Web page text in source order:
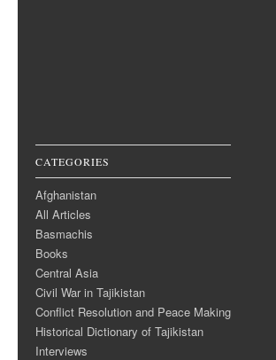
CATEGORIES
Afghanistan
All Articles
Basmachis
Books
Central Asia
Civil War in Tajikistan
Conflict Resolution and Peace Making
Historical Dictionary of Tajikistan
Interviews